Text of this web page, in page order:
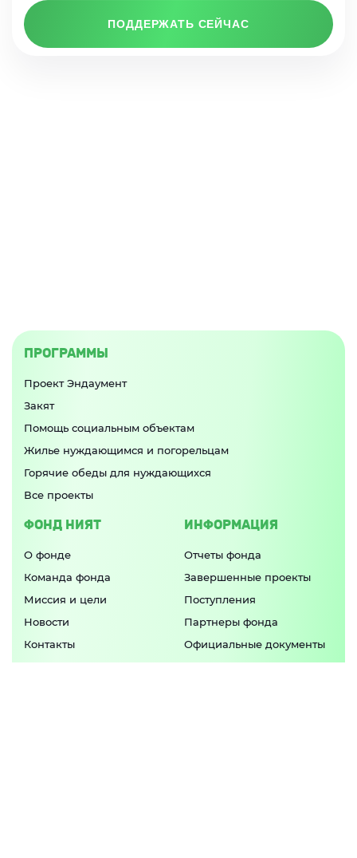
ПОДДЕРЖАТЬ СЕЙЧАС
ПРОГРАММЫ
Проект Эндаумент
Закят
Помощь социальным объектам
Жилье нуждающимся и погорельцам
Горячие обеды для нуждающихся
Все проекты
ФОНД НИЯТ
О фонде
Команда фонда
Миссия и цели
Новости
Контакты
ИНФОРМАЦИЯ
Отчеты фонда
Завершенные проекты
Поступления
Партнеры фонда
Официальные документы
Попечительский совет